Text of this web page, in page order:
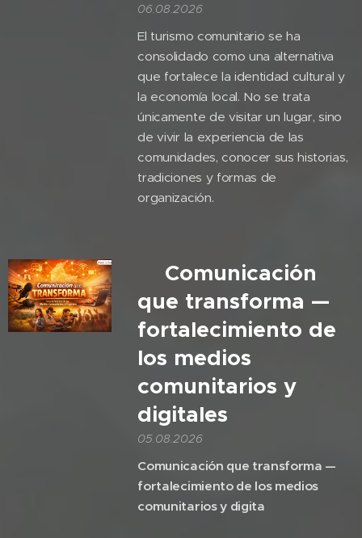
06.08.2026
El turismo comunitario se ha
consolidado como una alternativa
que fortalece la identidad cultural y
la economía local. No se trata
únicamente de visitar un lugar, sino
de vivir la experiencia de las
comunidades, conocer sus historias,
tradiciones y formas de
organización.
🎙️Comunicación
que transforma —
fortalecimiento de
los medios
comunitarios y
digitales
05.08.2026
Comunicación que transforma —
fortalecimiento de los medios
comunitarios y digita